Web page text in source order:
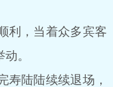
，当着众多宾客
。
陆陆续续退场，